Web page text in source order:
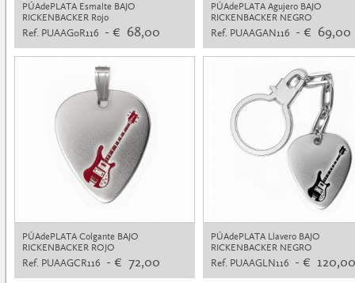
PÚAdePLATA Esmalte BAJO
RICKENBACKER Rojo
Ref. PUAAG0R116 - € 68,00
PÚAdePLATA Agujero BAJO
RICKENBACKER NEGRO
Ref. PUAAGAN116 - € 69,00
PÚAdePLATA Colgante BAJO
RICKENBACKER ROJO
Ref. PUAAGCR116 - € 72,00
PÚAdePLATA Llavero BAJO
RICKENBACKER NEGRO
Ref. PUAAGLN116 - € 120,00